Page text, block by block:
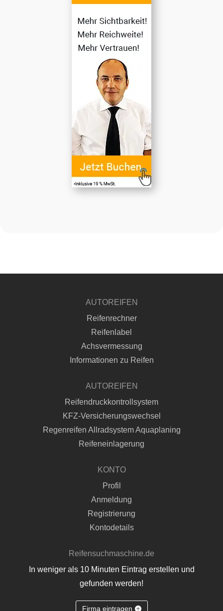
AUTOREIFEN
Reifenrechner
Reifenlabel
Achsvermessung
Informationen zu Reifen
AUTOREIFEN
Reifendruckkontrollsystem
KFZ-Versicherungswechsel
Regenreifen Allradsystem Aquaplaning
Reifeneinlagerung
KONTO
Profil
Anmeldung
Registrierung
Kontodetails
Reifensuchmaschine.de
In weniger als 10 Minuten Eintrag erstellen und
gefunden werden!
Firma eintragen